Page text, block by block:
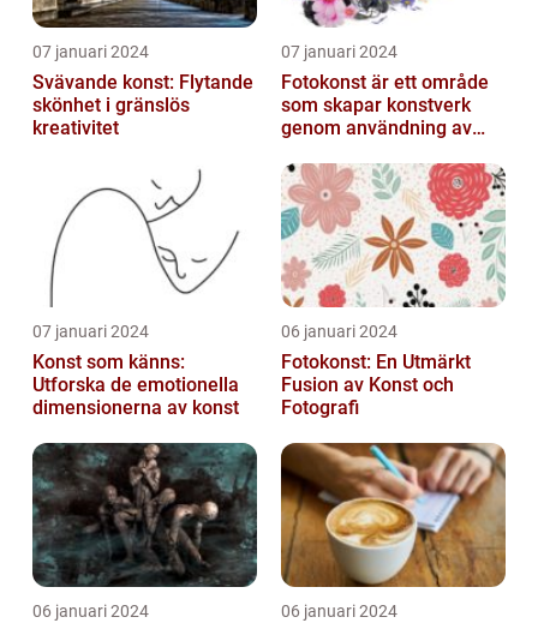
07 januari 2024
Svävande konst: Flytande
skönhet i gränslös
kreativitet
07 januari 2024
Fotokonst är ett område
som skapar konstverk
genom användning av
07 januari 2024
Konst som känns:
Utforska de emotionella
dimensionerna av konst
06 januari 2024
Fotokonst: En Utmärkt
Fusion av Konst och
Fotografi
06 januari 2024 06 januari 2024